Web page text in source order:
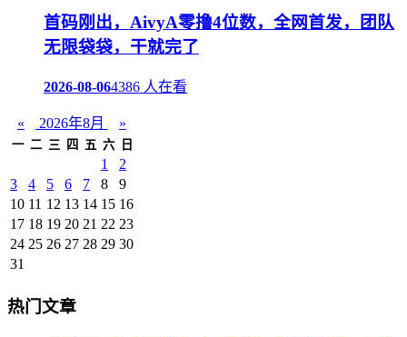
首码刚出，AivyA零撸4位数，全网首发，团队
无限袋袋，干就完了
2026-08-064386 人在看
« 2026年8月 »
一 二 三 四 五 六 日
1
2
3
4 5 6 7 8
9
10 11 12 13 14 15 16
17 18 19 20 21 22 23
24 25 26 27 28 29 30
31
热门文章